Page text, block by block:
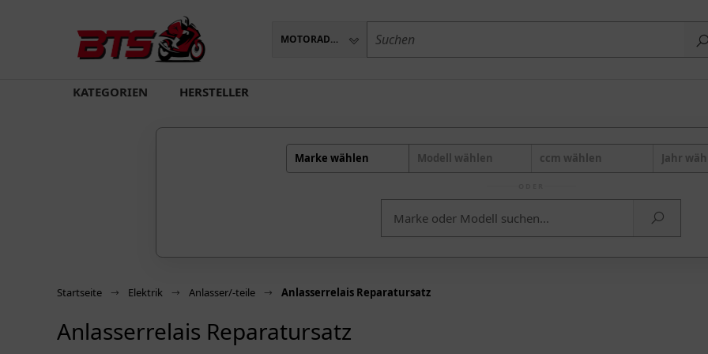
MOTORADTEILE
KATEGORIEN HERSTELLER
Marke wählen Modell wählen ccm wählen Jahr
Startseite Elektrik Anlasser/-teile Anlasserrelais Reparatursatz
Anlasserrelais Reparatursatz